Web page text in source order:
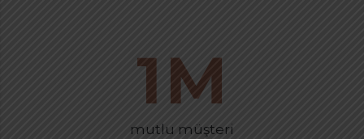
1M
mutlu müşteri